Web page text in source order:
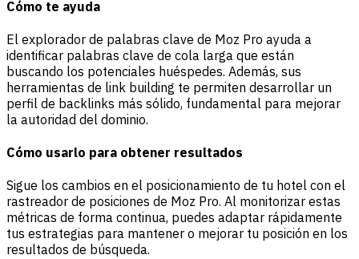
Cómo te ayuda
El explorador de palabras clave de Moz Pro ayuda a
identificar palabras clave de cola larga que están
buscando los potenciales huéspedes. Además, sus
herramientas de link building te permiten desarrollar un
perfil de backlinks más sólido, fundamental para mejorar
la autoridad del dominio.
Cómo usarlo para obtener resultados
Sigue los cambios en el posicionamiento de tu hotel con el
rastreador de posiciones de Moz Pro. Al monitorizar estas
métricas de forma continua, puedes adaptar rápidamente
tus estrategias para mantener o mejorar tu posición en los
resultados de búsqueda.